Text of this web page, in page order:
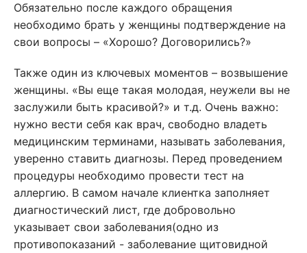
Обязательно после каждого обращения
необходимо брать у женщины подтверждение на
свои вопросы – «Хорошо? Договорились?»
Также один из ключевых моментов – возвышение
женщины. «Вы еще такая молодая, неужели вы не
заслужили быть красивой?» и т.д. Очень важно:
нужно вести себя как врач, свободно владеть
медицинским терминами, называть заболевания,
уверенно ставить диагнозы. Перед проведением
процедуры необходимо провести тест на
аллергию. В самом начале клиентка заполняет
диагностический лист, где добровольно
указывает свои заболевания(одно из
противопоказаний - заболевание щитовидной